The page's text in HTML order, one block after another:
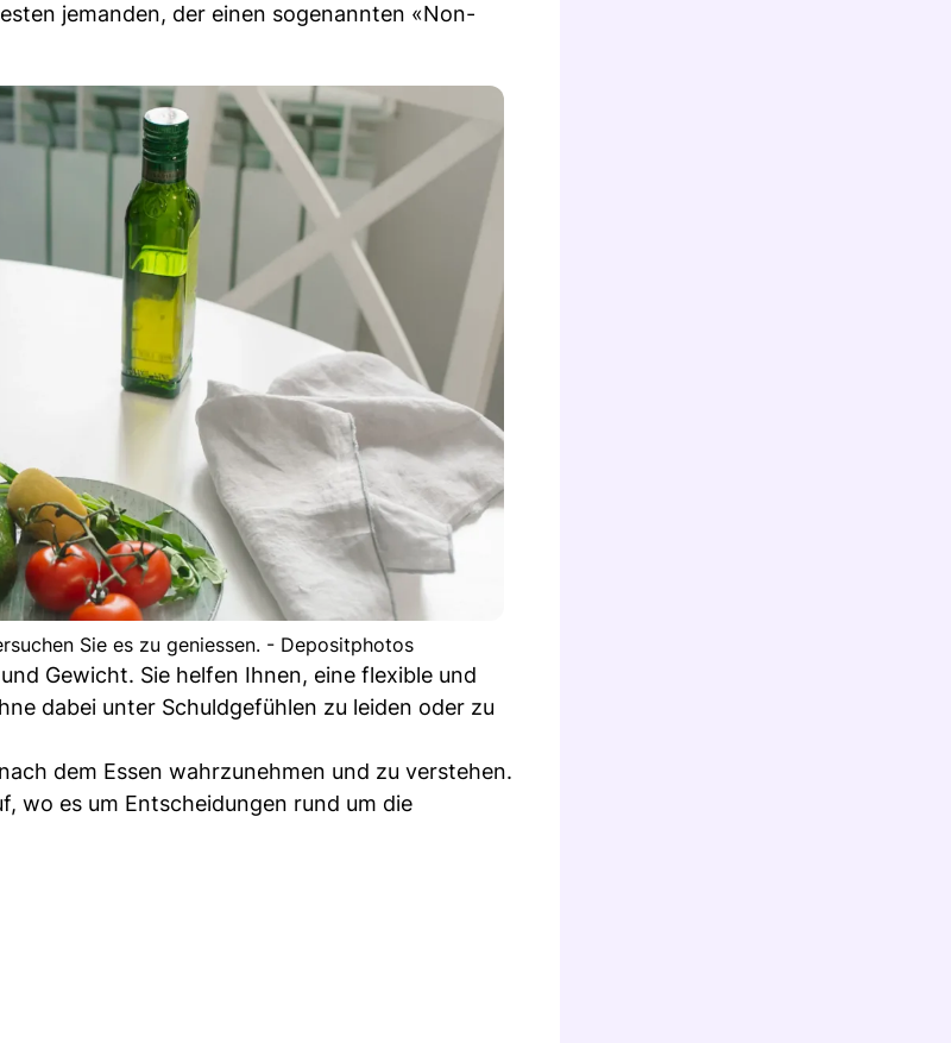
jemanden, der einen sogenannten «Non-
Sie es zu geniessen. - Depositphotos
Gewicht. Sie helfen Ihnen, eine flexible und
dabei unter Schuldgefühlen zu leiden oder zu
dem Essen wahrzunehmen und zu verstehen.
wo es um Entscheidungen rund um die